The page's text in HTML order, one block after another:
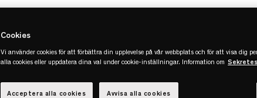
Cookies
Vi använder cookies för att förbättra din upplevelse på vår webbplats och för att visa dig
alla cookies eller uppdatera dina val under cookie-inställningar. Information om
Avvisa alla cookies
Acceptera alla cookies